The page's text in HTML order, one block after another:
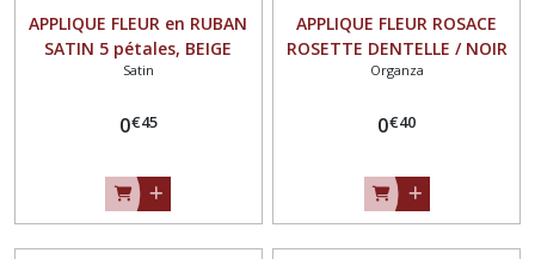
APPLIQUE FLEUR en RUBAN
SATIN 5 pétales, BEIGE
CLAIR, feuilles vertes ** 25
vendu à l'unité - F02
Satin
0€45
APPLIQUE FLEUR ROSACE
ROSETTE DENTELLE / NOIR
** 40 mm ** à coudre ou à
Organza
0€40